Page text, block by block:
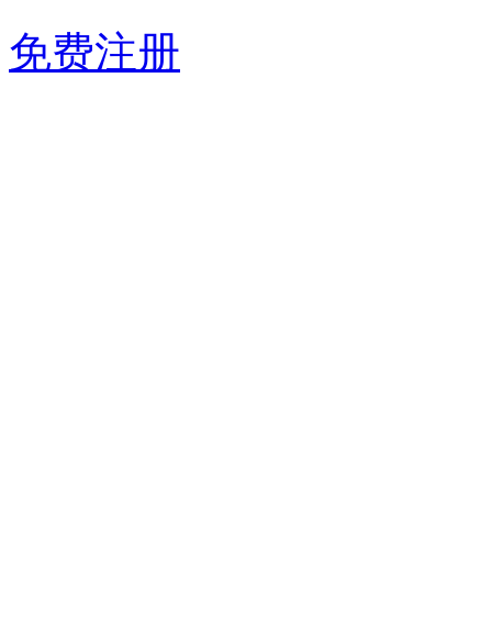
免费注册